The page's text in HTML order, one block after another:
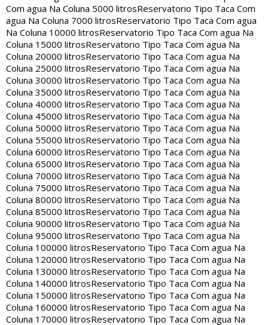
Com agua Na Coluna 5000 litrosReservatorio Tipo Taca Com
agua Na Coluna 7000 litrosReservatorio Tipo Taca Com agua
Na Coluna 10000 litrosReservatorio Tipo Taca Com agua Na
Coluna 15000 litrosReservatorio Tipo Taca Com agua Na
Coluna 20000 litrosReservatorio Tipo Taca Com agua Na
Coluna 25000 litrosReservatorio Tipo Taca Com agua Na
Coluna 30000 litrosReservatorio Tipo Taca Com agua Na
Coluna 35000 litrosReservatorio Tipo Taca Com agua Na
Coluna 40000 litrosReservatorio Tipo Taca Com agua Na
Coluna 45000 litrosReservatorio Tipo Taca Com agua Na
Coluna 50000 litrosReservatorio Tipo Taca Com agua Na
Coluna 55000 litrosReservatorio Tipo Taca Com agua Na
Coluna 60000 litrosReservatorio Tipo Taca Com agua Na
Coluna 65000 litrosReservatorio Tipo Taca Com agua Na
Coluna 70000 litrosReservatorio Tipo Taca Com agua Na
Coluna 75000 litrosReservatorio Tipo Taca Com agua Na
Coluna 80000 litrosReservatorio Tipo Taca Com agua Na
Coluna 85000 litrosReservatorio Tipo Taca Com agua Na
Coluna 90000 litrosReservatorio Tipo Taca Com agua Na
Coluna 95000 litrosReservatorio Tipo Taca Com agua Na
Coluna 100000 litrosReservatorio Tipo Taca Com agua Na
Coluna 120000 litrosReservatorio Tipo Taca Com agua Na
Coluna 130000 litrosReservatorio Tipo Taca Com agua Na
Coluna 140000 litrosReservatorio Tipo Taca Com agua Na
Coluna 150000 litrosReservatorio Tipo Taca Com agua Na
Coluna 160000 litrosReservatorio Tipo Taca Com agua Na
Coluna 170000 litrosReservatorio Tipo Taca Com agua Na